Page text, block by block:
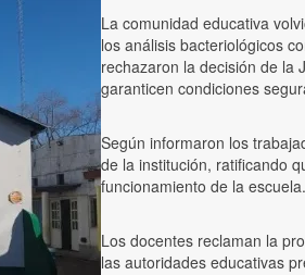
La comunidad educativa
los análisis bacteriológicos
rechazaron la decisión de la
garanticen condiciones
Según informaron los
de la institución, ratificando
funcionamiento de la escuela.
Los docentes reclaman la
las autoridades educativas